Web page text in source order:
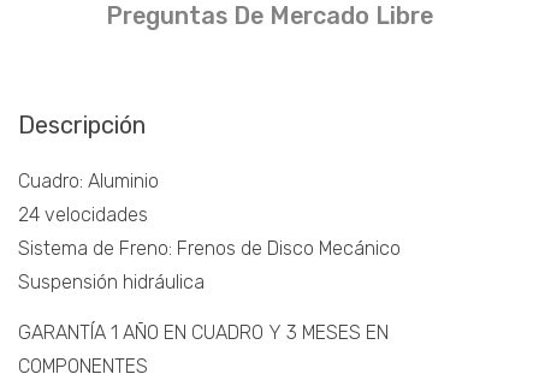
Preguntas De Mercado Libre
Descripción
Cuadro: Aluminio
24 velocidades
Sistema de Freno: Frenos de Disco Mecánico
Suspensión hidráulica
GARANTÍA 1 AÑO EN CUADRO Y 3 MESES EN
COMPONENTES